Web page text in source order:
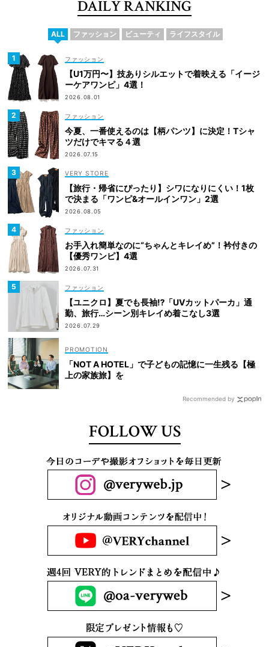
DAILY RANKING
ALL ファッション ビューティ ライフスタイル
ファッション
【U1万円〜】技ありシルエットで着映える「イージ
ーケアワンピ」4選！
2026.08.01
ファッション
今夏、一番使えるのは【柄パンツ】に決定！Tシャ
ツだけでキマる４選
2026.07.15
VERY STORE
【旅行・帰省にぴったり】シワになりにくい！1枚
で決まる「ワンピ&オールインワン」2選
2026.08.05
ファッション
お手入れ簡単なのに“ちゃんとキレイめ”！衿付きの
【優秀ワンピ】4選
2026.07.31
ファッション
【ユニクロ】夏でも長袖⁉「UVカットパーカ」通
勤、旅行…シーン別キレイめ着こなし3選
2026.07.29
「NOT A HOTEL」で子どもの記憶に一生残る【極
上の家族旅】を
Recommended by
FOLLOW US